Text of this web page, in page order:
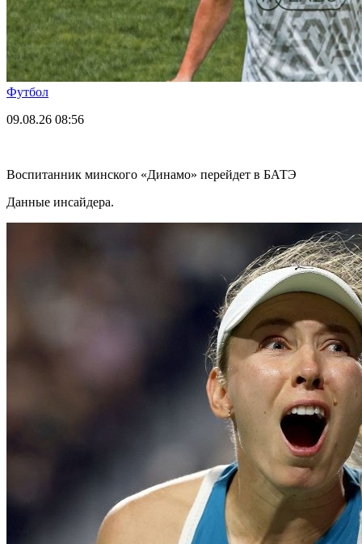
Футбол
09.08.26 08:56
Воспитанник минского «Динамо» перейдет в БАТЭ
Данные инсайдера.